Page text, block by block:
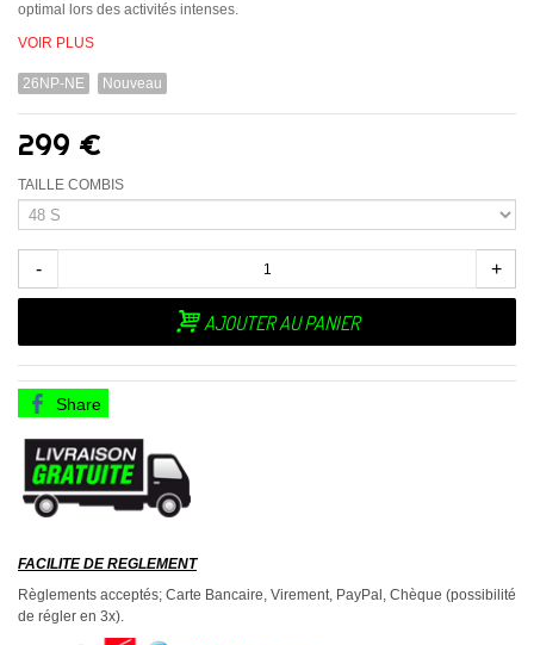
optimal lors des activités intenses.
VOIR PLUS
26NP-NE Nouveau
299 €
TAILLE COMBIS
- +
AJOUTER AU PANIER
Share
FACILITE DE REGLEMENT
Règlements acceptés; Carte Bancaire, Virement, PayPal, Chèque (possibilité
de régler en 3x).